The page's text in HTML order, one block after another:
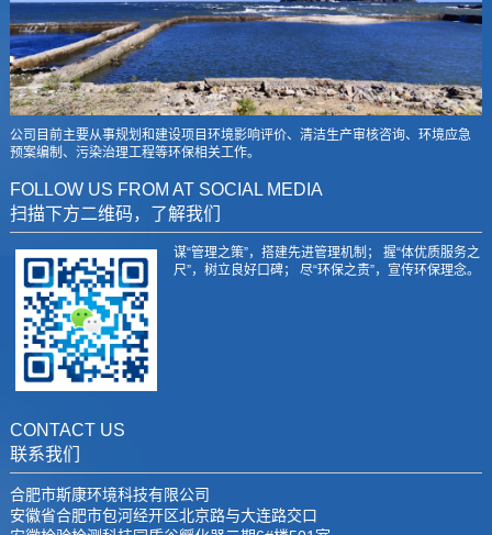
公司目前主要从事规划和建设项目环境影响评价、清洁生产审核咨询、环境应急
预案编制、污染治理工程等环保相关工作。
FOLLOW US FROM AT SOCIAL MEDIA
扫描下方二维码，了解我们
谋“管理之策”，搭建先进管理机制； 握“体优质服务之
尺”，树立良好口碑； 尽“环保之责”，宣传环保理念。
CONTACT US
联系我们
合肥市斯康环境科技有限公司
安徽省合肥市包河经开区北京路与大连路交口